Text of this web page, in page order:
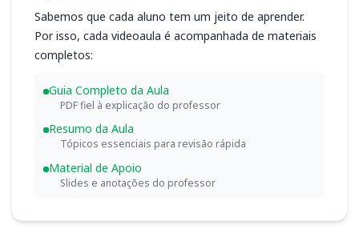
Sabemos que cada aluno tem um jeito de aprender.
Por isso, cada videoaula é acompanhada de materiais
completos:
Guia Completo da Aula
PDF fiel à explicação do professor
Resumo da Aula
Tópicos essenciais para revisão rápida
Material de Apoio
Slides e anotações do professor